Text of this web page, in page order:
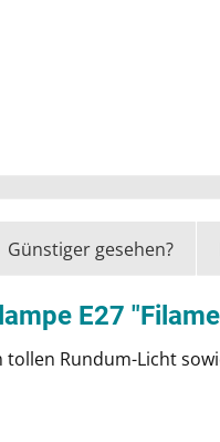
Günstiger gesehen?
E27
tollen Rundum-Licht